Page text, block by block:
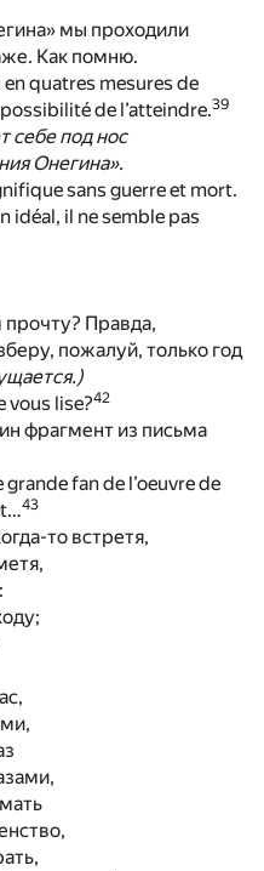
мы проходили
Как помню.
en quatres mesures de
de l’atteindre.39
себе под нос
Онегина».
sans guerre et mort.
idéal, il ne semble pas
прочту? Правда,
пожалуй, только год
vous lise?42
фрагмент из письма
grande fan de l’oeuvre de
43
то встретя,